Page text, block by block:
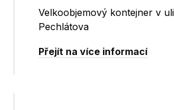
Velkoobjemový kontejner v
Pechlátova
Přejít na více informací